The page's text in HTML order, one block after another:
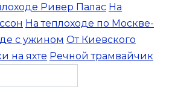
Ривер Палас На
На теплоходе по Москве-
с ужином От Киевского
на яхте Речной трамвайчик